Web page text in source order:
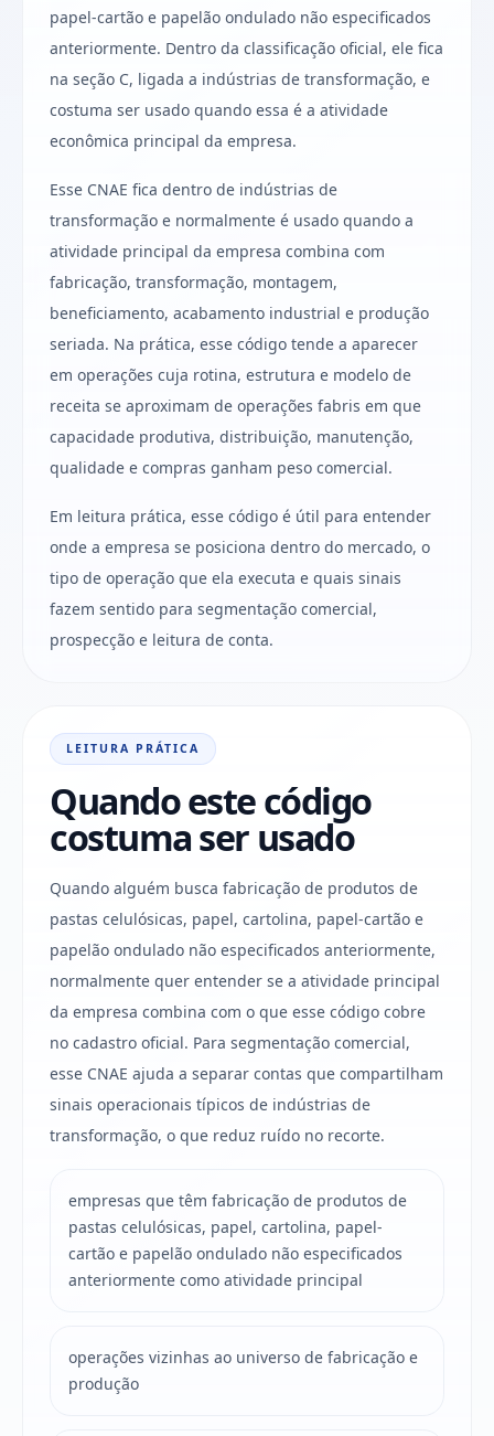
papel-cartão e papelão ondulado não especificados
anteriormente. Dentro da classificação oficial, ele fica
na seção C, ligada a indústrias de transformação, e
costuma ser usado quando essa é a atividade
econômica principal da empresa.
Esse CNAE fica dentro de indústrias de
transformação e normalmente é usado quando a
atividade principal da empresa combina com
fabricação, transformação, montagem,
beneficiamento, acabamento industrial e produção
seriada. Na prática, esse código tende a aparecer
em operações cuja rotina, estrutura e modelo de
receita se aproximam de operações fabris em que
capacidade produtiva, distribuição, manutenção,
qualidade e compras ganham peso comercial.
Em leitura prática, esse código é útil para entender
onde a empresa se posiciona dentro do mercado, o
tipo de operação que ela executa e quais sinais
fazem sentido para segmentação comercial,
prospecção e leitura de conta.
LEITURA PRÁTICA
Quando este código
costuma ser usado
Quando alguém busca fabricação de produtos de
pastas celulósicas, papel, cartolina, papel-cartão e
papelão ondulado não especificados anteriormente,
normalmente quer entender se a atividade principal
da empresa combina com o que esse código cobre
no cadastro oficial. Para segmentação comercial,
esse CNAE ajuda a separar contas que compartilham
sinais operacionais típicos de indústrias de
transformação, o que reduz ruído no recorte.
empresas que têm fabricação de produtos de
pastas celulósicas, papel, cartolina, papel-
cartão e papelão ondulado não especificados
anteriormente como atividade principal
operações vizinhas ao universo de fabricação e
produção